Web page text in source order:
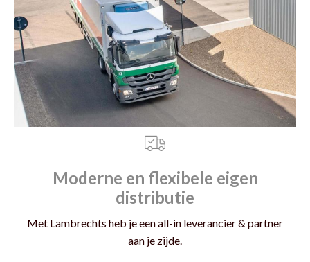
Moderne en flexibele eigen
distributie
Met Lambrechts heb je een all-in leverancier & partner
aan je zijde.